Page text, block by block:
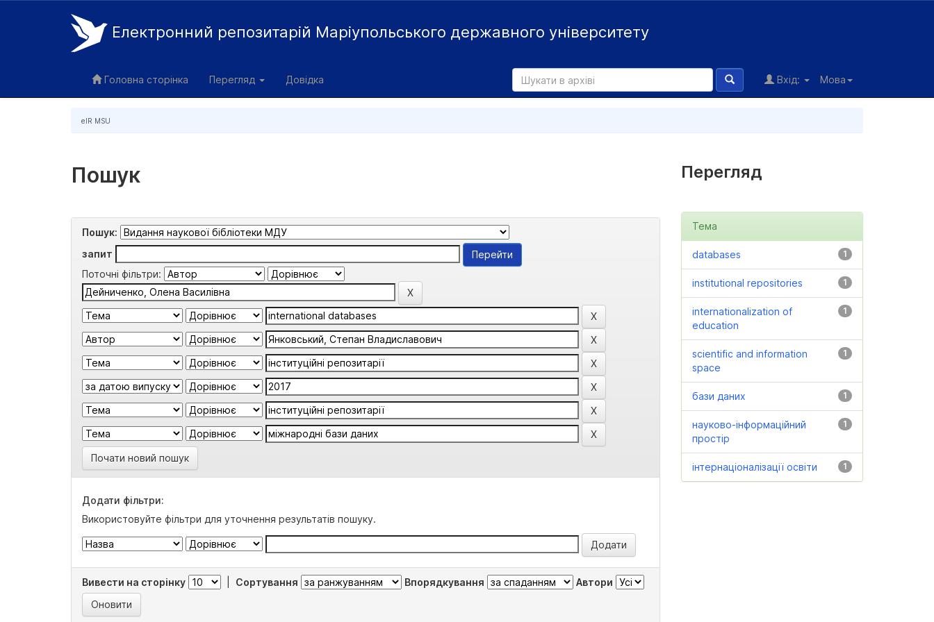
Електронний репозитарій Маріупольського державного університету
Головна сторінка Перегляд Довідка Мова
Вхід:
eIR MSU
Пошук
Пошук:
запит
Поточні фільтри:
Почати новий пошук
Додати фільтри:
Використовуйте фільтри для уточнення результатів пошуку.
Вивести на сторінку Сортування Впорядкування Автори
Перегляд
Тема
1
databases
1
institutional repositories
1
internationalization of
education
1
scientific and information
space
1
бази даних
1
науково-інформаційний
простір
1
інтернаціоналізації освіти